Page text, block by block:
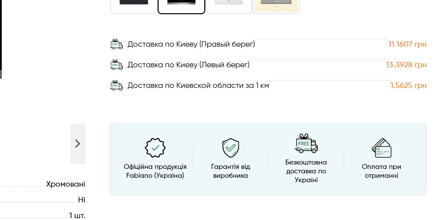
Хромовані
Ні
1 шт.
Доставка по Киеву (Правый берег) 11.1607 грн
Доставка по Киеву (Левый берег) 13.3928 грн
Доставка по Киевской области за 1 км 1.5625 грн
Офіційна продукція
Fabiano (Україна)
Гарантія від
виробника
Безкоштовна
доставка по
Україні
Оплата при
отриманні